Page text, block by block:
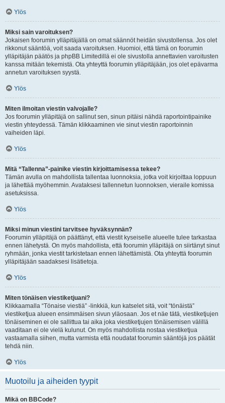
Ylös
Miksi sain varoituksen?
Jokaisen foorumin ylläpitäjällä on omat säännöt heidän sivustollensa. Jos olet
rikkonut sääntöä, voit saada varoituksen. Huomioi, että tämä on foorumin
ylläpitäjän päätös ja phpBB Limitedillä ei ole sivustolla annettavien varoitusten
kanssa mitään tekemistä. Ota yhteyttä foorumin ylläpitäjään, jos olet epävarma
annetun varoituksen syystä.
Ylös
Miten ilmoitan viestin valvojalle?
Jos foorumin ylläpitäjä on sallinut sen, sinun pitäisi nähdä raportointipainike
viestin yhteydessä. Tämän klikkaaminen vie sinut viestin raportoinnin
vaiheiden läpi.
Ylös
Mitä “Tallenna”-painike viestin kirjoittamisessa tekee?
Tämän avulla on mahdollista tallentaa luonnoksia, jotka voit kirjoittaa loppuun
ja lähettää myöhemmin. Avataksesi tallennetun luonnoksen, vieraile komissa
asetuksissa.
Ylös
Miksi minun viestini tarvitsee hyväksynnän?
Foorumin ylläpitäjä on päättänyt, että viestit kyseiselle alueelle tulee tarkastaa
ennen lähetystä. On myös mahdollista, että foorumin ylläpitäjä on siirtänyt sinut
ryhmään, jonka viestit tarkistetaan ennen lähettämistä. Ota yhteyttä foorumin
ylläpitäjään saadaksesi lisätietoja.
Ylös
Miten tönäisen viestiketjuani?
Klikkaamalla “Tönaise viestiä” -linkkiä, kun katselet sitä, voit “tönäistä”
viestiketjua alueen ensimmäisen sivun yläosaan. Jos et näe tätä, viestiketjujen
tönäiseminen ei ole sallittua tai aika joka viestiketjujen tönäisemisen välillä
vaaditaan ei ole vielä kulunut. On myös mahdollista nostaa viestiketjua
vastaamalla siihen, mutta varmista että noudatat foorumin sääntöjä jos päätät
tehdä niin.
Ylös
Muotoilu ja aiheiden tyypit
Mikä on BBCode?